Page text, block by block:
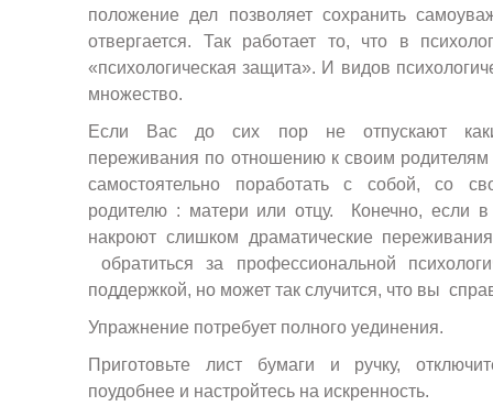
положение дел позволяет сохранить
отвергается. Так работает то, что в
«психологическая защита». И видов
множество.
Если Вас до сих пор не отпускают
переживания по отношению к своим
самостоятельно поработать с собой, со
родителю : матери или отцу. Конечно, если
накроют слишком драматические
обратиться за профессиональной
поддержкой, но может так случится, что вы
Упражнение потребует полного уединения.
Приготовьте лист бумаги и ручку,
поудобнее и настройтесь на искренность.